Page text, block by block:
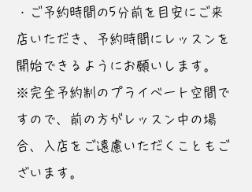
・ご予約時間の5分前を目安にご来
店いただき、予約時間にレッスンを
開始できるようにお願いします。
※完全予約制のプライベート空間で
すので、前の方がレッスン中の場
合、入店をご遠慮いただくこともご
ざいます。